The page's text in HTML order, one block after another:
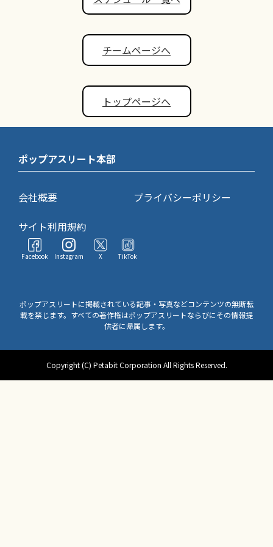
チームページへ
トップページへ
ポップアスリート本部
会社概要
プライバシーポリシー
サイト利用規約
Facebook Instagram X TikTok
ポップアスリートに掲載されている記事・写真などコンテンツの無断転
載を禁じます。すべての著作権はポップアスリートならびにその情報提
供者に帰属します。
Copyright (C) Petabit Corporation All Rights Reserved.